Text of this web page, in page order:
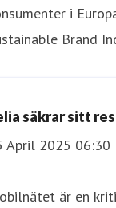
i
Brand
säkrar sitt
April 2025 06:30
är en